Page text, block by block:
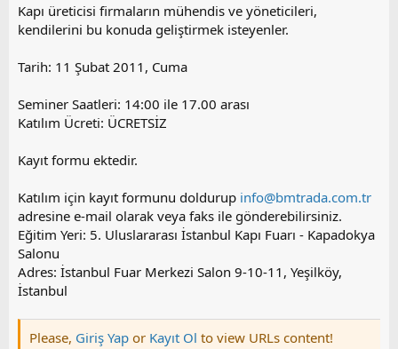
Kapı üreticisi firmaların mühendis ve yöneticileri,
kendilerini bu konuda geliştirmek isteyenler.
Tarih: 11 Şubat 2011, Cuma
Seminer Saatleri: 14:00 ile 17.00 arası
Katılım Ücreti: ÜCRETSİZ
Kayıt formu ektedir.
Katılım için kayıt formunu doldurup info@bmtrada.com.tr
adresine e-mail olarak veya faks ile gönderebilirsiniz.
Eğitim Yeri: 5. Uluslararası İstanbul Kapı Fuarı - Kapadokya
Salonu
Adres: İstanbul Fuar Merkezi Salon 9-10-11, Yeşilköy,
İstanbul
Please, Giriş Yap or Kayıt Ol to view URLs content!